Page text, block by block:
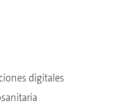
digitales